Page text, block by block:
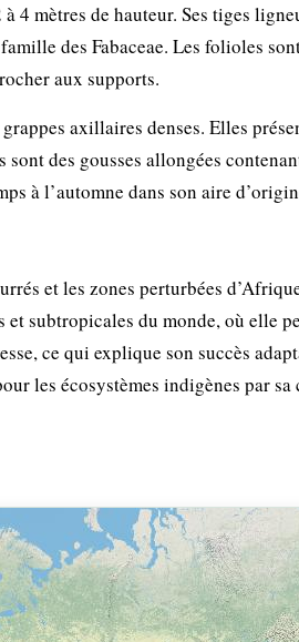
mètres de hauteur. Ses tiges
des Fabaceae. Les folioles
aux supports.
axillaires denses. Elles
des gousses allongées
à l’automne dans son aire
et les zones perturbées
et subtropicales du monde, où elle
ce qui explique son succès
les écosystèmes indigènes par sa